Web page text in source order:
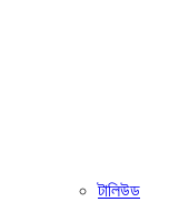
টালিউড